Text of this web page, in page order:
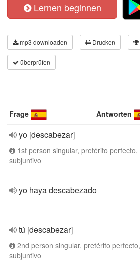
Lernen beginnen
mp3 downloaden Drucken
überprüfen
Frage Antworten
yo [descabezar]
1st person singular, pretérito perfecto,
subjuntivo
yo haya descabezado
tú [descabezar]
2nd person singular, pretérito perfecto,
subjuntivo